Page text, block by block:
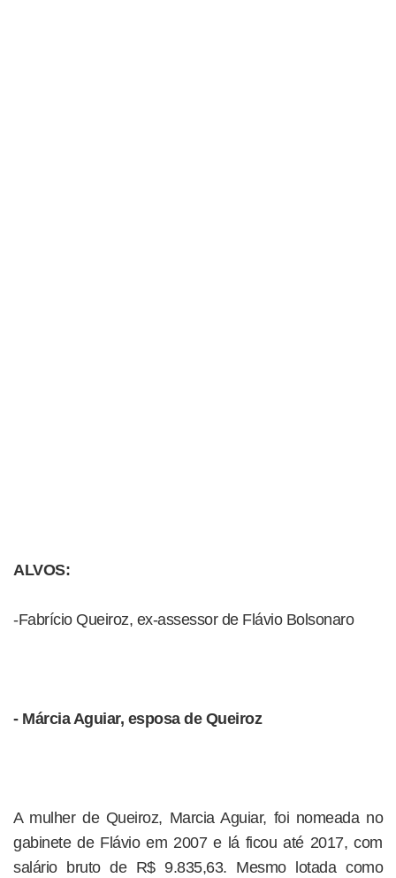
ALVOS:
-Fabrício Queiroz, ex-assessor de Flávio Bolsonaro
- Márcia Aguiar, esposa de Queiroz
A mulher de Queiroz, Marcia Aguiar, foi nomeada no
gabinete de Flávio em 2007 e lá ficou até 2017, com
salário bruto de R$ 9.835,63. Mesmo lotada como